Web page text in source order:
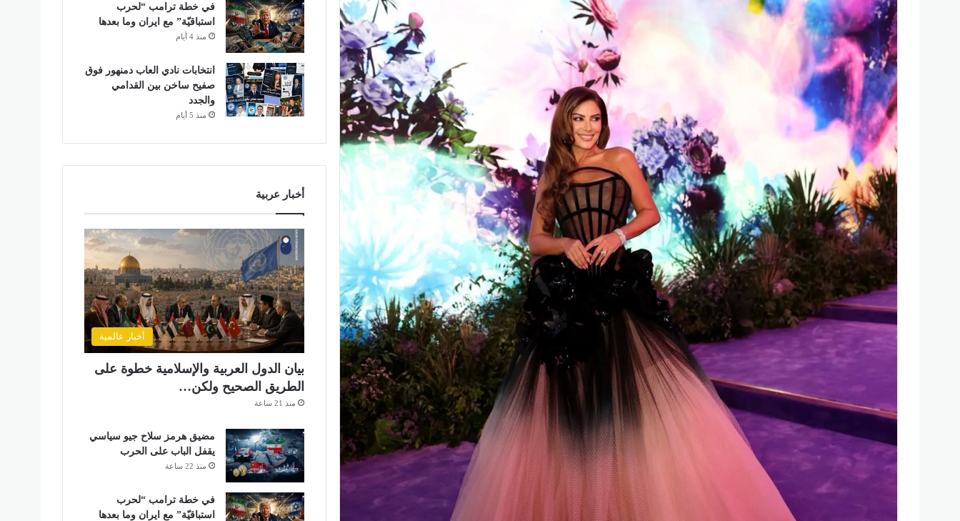
في خطة ترامب “لحرب
استباقيّة” مع ايران وما بعدها
منذ 4 أيام
انتخابات نادي العاب دمنهور فوق
صفيح ساخن بين القدامي
والجدد
منذ 5 أيام
أخبار عربية
أخبار عالمية
بيان الدول العربية والإسلامية خطوة على
الطريق الصحيح ولكن…
منذ 21 ساعة
مضيق هرمز سلاح جيو سياسي
يقفل الباب على الحرب
منذ 22 ساعة
في خطة ترامب “لحرب
استباقيّة” مع ايران وما بعدها